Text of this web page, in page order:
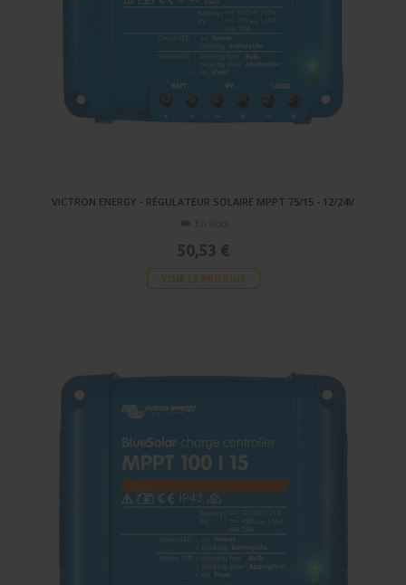
VICTRON ENERGY - RÉGULATEUR SOLAIRE MPPT 75/15 - 12/24V
En stock
50,53 €
VOIR LE PRODUIT